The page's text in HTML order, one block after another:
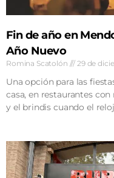
Fin de año en
Año Nuevo
Romina Scatolón 29 de
Una opción para las
casa, en restaurantes
y el brindis cuando el